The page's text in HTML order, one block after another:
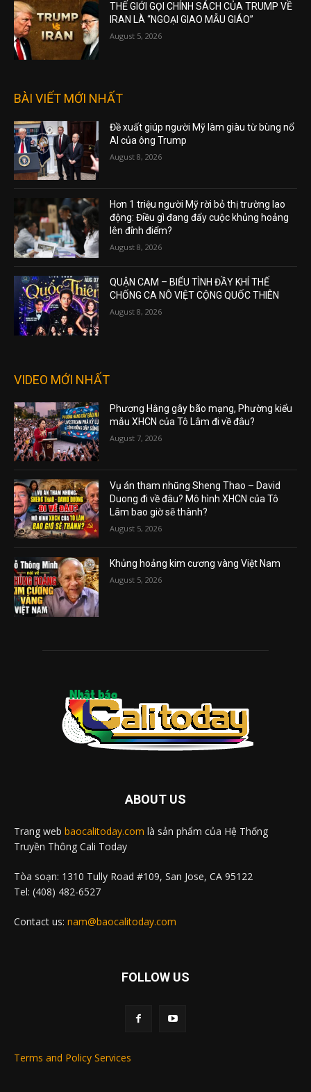
THẾ GIỚI GỌI CHÍNH SÁCH CỦA TRUMP VỀ
IRAN LÀ “NGOẠI GIAO MẪU GIÁO”
August 5, 2026
BÀI VIẾT MỚI NHẤT
Đề xuất giúp người Mỹ làm giàu từ bùng nổ
AI của ông Trump
August 8, 2026
Hơn 1 triệu người Mỹ rời bỏ thị trường lao
động: Điều gì đang đẩy cuộc khủng hoảng
lên đỉnh điểm?
August 8, 2026
QUẬN CAM – BIỂU TÌNH ĐẦY KHÍ THẾ
CHỐNG CA NÔ VIỆT CỘNG QUỐC THIÊN
August 8, 2026
VIDEO MỚI NHẤT
Phương Hằng gây bão mạng, Phường kiểu
mẫu XHCN của Tô Lâm đi về đâu?
August 7, 2026
Vụ án tham nhũng Sheng Thao – David
Duong đi về đâu? Mô hình XHCN của Tô
Lâm bao giờ sẽ thành?
August 5, 2026
Khủng hoảng kim cương vàng Việt Nam
August 5, 2026
ABOUT US
Trang web baocalitoday.com là sản phẩm của Hệ Thống
Truyền Thông Cali Today
Tòa soạn: 1310 Tully Road #109, San Jose, CA 95122
Tel: (408) 482-6527
Contact us: nam@baocalitoday.com
FOLLOW US
Terms and Policy Services